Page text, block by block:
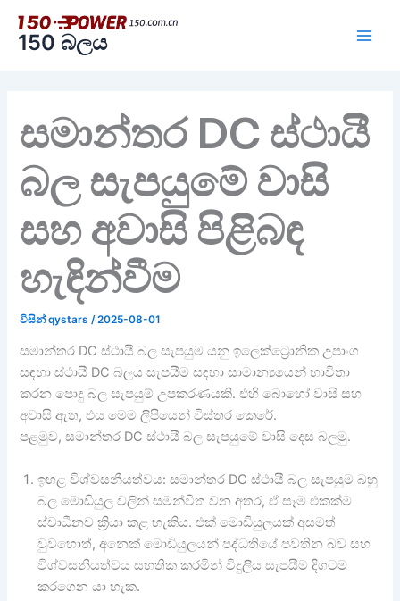
වෙත
යන්න150 බලය
සමාන්තර DC ස්ථායී
බල සැපයුමේ වාසි
සහ අවාසි පිළිබඳ
හැඳින්වීම
විසින්qystars /2025-08-01
සමාන්තර DC ස්ථායී බල සැපයුම යනු ඉලෙක්ට්‍රොනික උපාංග
සඳහා ස්ථායී DC බලය සැපයීම සඳහා සාමාන්‍යයෙන් භාවිතා
කරන පොදු බල සැපයුම් උපකරණයකි. එහි බොහෝ වාසි සහ
අවාසි ඇත, එය මෙම ලිපියෙන් විස්තර කෙරේ.
පළමුව, සමාන්තර DC ස්ථායී බල සැපයුමේ වාසි දෙස බලමු.
ඉහළ විශ්වසනීයත්වය: සමාන්තර DC ස්ථායී බල සැපයුම බහු
බල මොඩියුල වලින් සමන්විත වන අතර, ඒ සෑම එකක්ම
ස්වාධීනව ක්‍රියා කළ හැකිය. එක් මොඩියුලයක් අසමත්
වුවහොත්, අනෙක් මොඩියුලයන් පද්ධතියේ පවතින බව සහ
විශ්වසනීයත්වය සහතික කරමින් විදුලිය සැපයීම දිගටම
කරගෙන යා හැක.